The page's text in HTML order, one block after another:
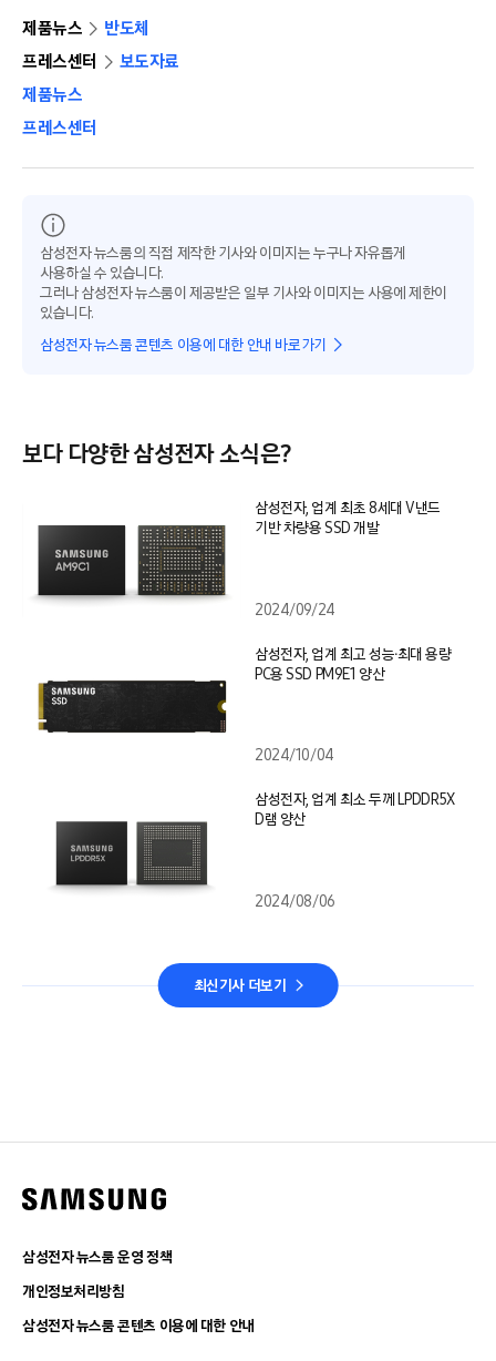
제품뉴스
반도체
프레스센터
보도자료
제품뉴스
프레스센터
삼성전자 뉴스룸의 직접 제작한 기사와 이미지는 누구나 자유롭게
사용하실 수 있습니다.
그러나 삼성전자 뉴스룸이 제공받은 일부 기사와 이미지는 사용에 제한이
있습니다.
삼성전자 뉴스룸 콘텐츠 이용에 대한 안내 바로가기
보다 다양한 삼성전자 소식은?
삼성전자, 업계 최초 8세대 V낸드
기반 차량용 SSD 개발
2024/09/24
삼성전자, 업계 최고 성능∙최대 용량
PC용 SSD PM9E1 양산
2024/10/04
삼성전자, 업계 최소 두께 LPDDR5X
D램 양산
2024/08/06
최신기사 더보기
삼성전자 뉴스룸 운영 정책
개인정보처리방침
삼성전자 뉴스룸 콘텐츠 이용에 대한 안내